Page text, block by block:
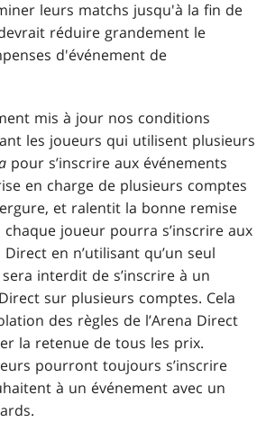
leurs matchs jusqu'à la fin de
réduire grandement le
d'événement de
mis à jour nos conditions
les joueurs qui utilisent plusieurs
pour s’inscrire aux événements
en charge de plusieurs comptes
et ralentit la bonne remise
chaque joueur pourra s’inscrire aux
en n’utilisant qu’un seul
interdit de s’inscrire à un
sur plusieurs comptes. Cela
des règles de l’Arena Direct
la retenue de tous les prix.
pourront toujours s’inscrire
à un événement avec un